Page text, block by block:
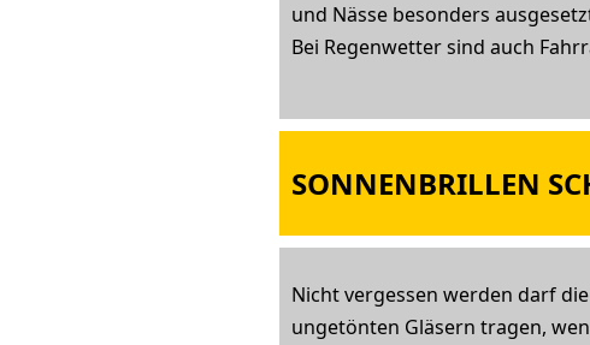
und Nässe besonders
Bei Regenwetter sind auch
SONNENBRILLEN
Nicht vergessen werden darf
ungetönten Gläsern tragen,